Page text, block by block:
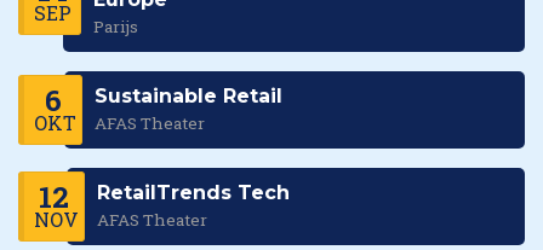
SEP
Parijs
6
OKT
Sustainable Retail
AFAS Theater
12
NOV
RetailTrends Tech
AFAS Theater